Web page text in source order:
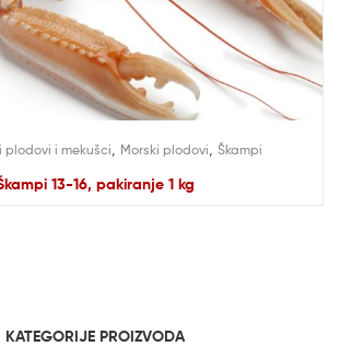
plodovi i mekušci Morski plodovi Škampi
13-16, pakiranje 1 kg
KATEGORIJE PROIZVODA